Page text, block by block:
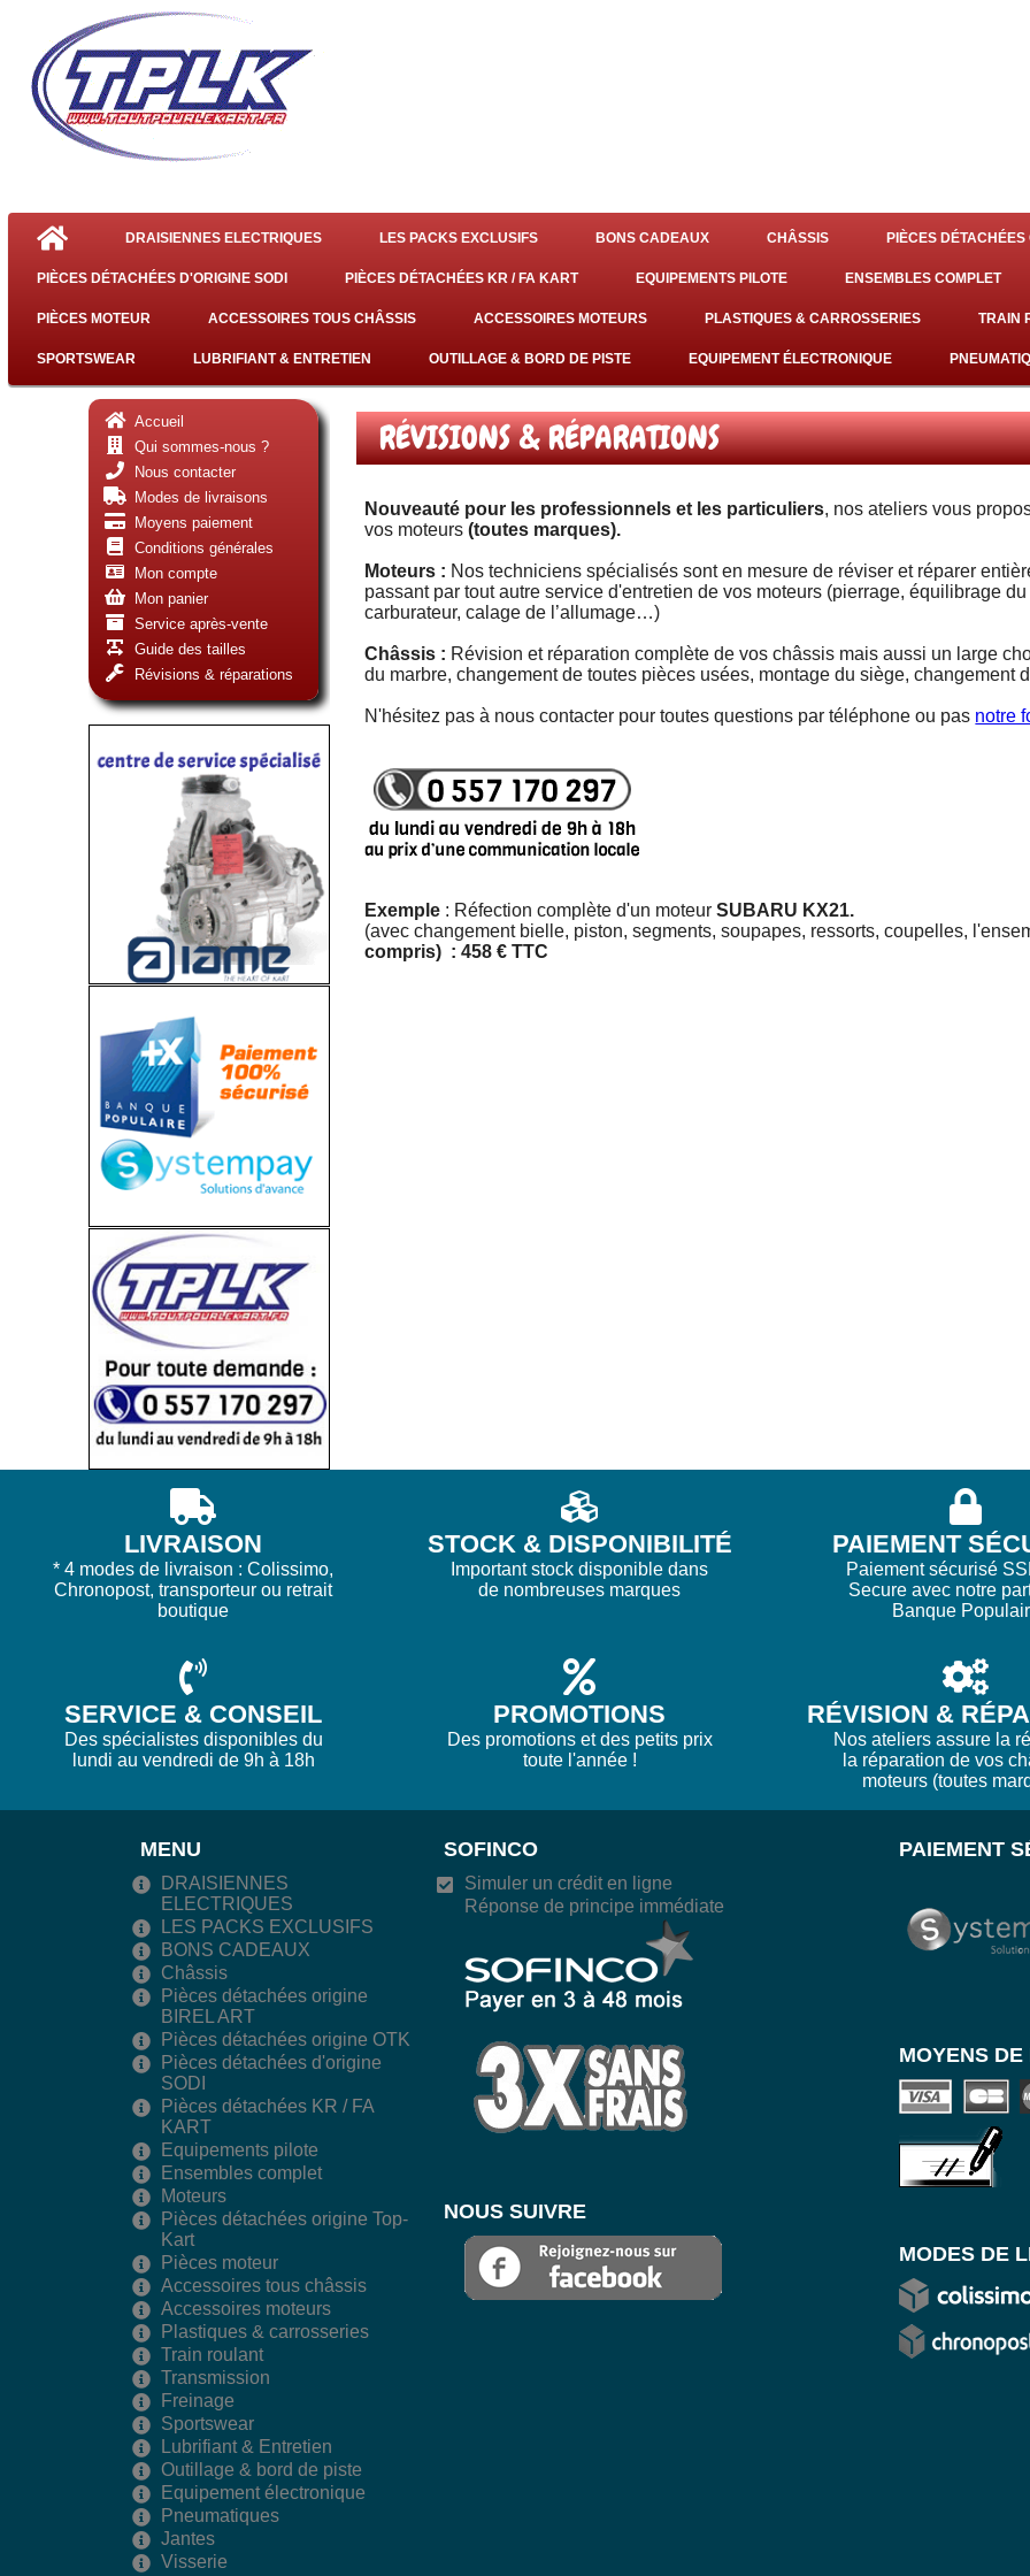
DRAISIENNES ELECTRIQUES LES PACKS EXCLUSIFS BONS CADEAUX CHÂSSIS PIÈCES
PIÈCES DÉTACHÉES D'ORIGINE SODI PIÈCES DÉTACHÉES KR / FA KART EQUIPEMENTS PILOTE ENSEMBLES COMPLET
PIÈCES MOTEUR ACCESSOIRES TOUS CHÂSSIS ACCESSOIRES MOTEURS PLASTIQUES & CARROSSERIES TRAIN
SPORTSWEAR LUBRIFIANT & ENTRETIEN OUTILLAGE & BORD DE PISTE EQUIPEMENT ÉLECTRONIQUE
Accueil
Qui sommes-nous ?
Nous contacter
Modes de livraisons
Moyens paiement
Conditions générales
Mon compte
Mon panier
Service après-vente
Guide des tailles
Révisions & réparations
RÉVISIONS & RÉPARATIONS
Nouveauté pour les professionnels et les particuliers, nos ateliers vous
vos moteurs (toutes marques).
Moteurs : Nos techniciens spécialisés sont en mesure de réviser et réparer
passant par tout autre service d'entretien de vos moteurs (pierrage, équilibrage
carburateur, calage de l’allumage…)
Châssis : Révision et réparation complète de vos châssis mais aussi un large
du marbre, changement de toutes pièces usées, montage du siège, changement
N'hésitez pas à nous contacter pour toutes questions par téléphone ou pas notre
Exemple : Réfection complète d'un moteurSUBARU KX21.
(avec changement bielle, piston, segments, soupapes, ressorts, coupelles,
compris) : 458 € TTC
LIVRAISON
* 4 modes de livraison : Colissimo,
Chronopost, transporteur ou retrait
boutique
STOCK & DISPONIBILITÉ
Important stock disponible dans
de nombreuses marques
PAIEMENT
Paiement sécurisé
Secure avec notre
Banque
SERVICE & CONSEIL
Des spécialistes disponibles du
lundi au vendredi de 9h à 18h
PROMOTIONS
Des promotions et des petits prix
toute l'année !
RÉVISION &
Nos ateliers assure la
la réparation de vos
moteurs (toutes
MENU
DRAISIENNES
ELECTRIQUES
LES PACKS EXCLUSIFS
BONS CADEAUX
Châssis
Pièces détachées origine
BIREL ART
Pièces détachées origine OTK
Pièces détachées d'origine
SODI
Pièces détachées KR / FA
KART
Equipements pilote
Ensembles complet
Moteurs
Pièces détachées origine Top-
Kart
Pièces moteur
Accessoires tous châssis
Accessoires moteurs
Plastiques & carrosseries
Train roulant
Transmission
Freinage
Sportswear
Lubrifiant & Entretien
Outillage & bord de piste
Equipement électronique
Pneumatiques
Jantes
Visserie
SOFINCO
Simuler un crédit en ligne
Réponse de principe immédiate
NOUS SUIVRE
PAIEMENT
MOYENS DE
MODES DE